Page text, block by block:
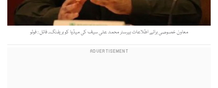
معاون خصوصی برائے اطلاعات بیرسٹر محمد علی سیف کی میڈیا کو بریفنگ۔ فائل : فوٹو